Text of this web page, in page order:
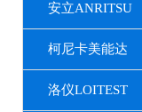
安立ANRITSU
柯尼卡美能达
洛仪LOITEST